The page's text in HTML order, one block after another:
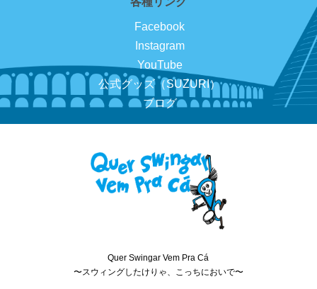
Facebook
Instagram
YouTube
公式グッズ（SUZURI）
ブログ
Quer Swingar Vem Pra Cá
〜スウィングしたけりゃ、こっちにおいで〜